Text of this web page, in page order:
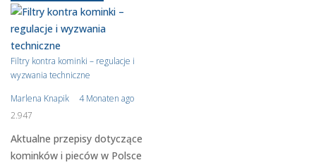
Filtry kontra kominki – regulacje i
wyzwania techniczne
Marlena Knapik
4 Monaten ago
2.947
Aktualne przepisy dotyczące
kominków i pieców w Polsce